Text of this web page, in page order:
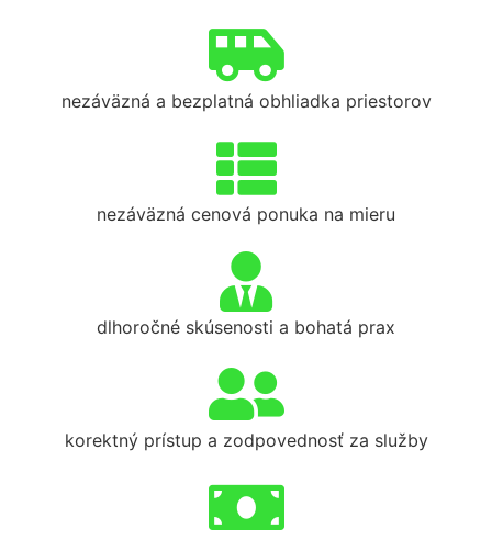
nezáväzná a bezplatná obhliadka priestorov
nezáväzná cenová ponuka na mieru
dlhoročné skúsenosti a bohatá prax
korektný prístup a zodpovednosť za služby